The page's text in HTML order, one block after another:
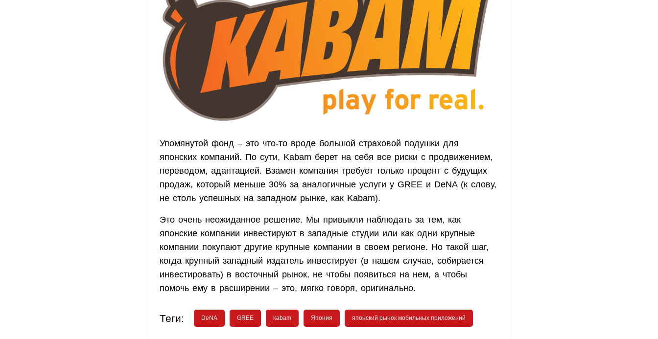
Упомянутой фонд – это что-то вроде большой страховой подушки для
японских компаний. По сути, Kabam берет на себя все риски с продвижением,
переводом, адаптацией. Взамен компания требует только процент с будущих
продаж, который меньше 30% за аналогичные услуги у GREE и DeNA (к слову,
не столь успешных на западном рынке, как Kabam).
Это очень неожиданное решение. Мы привыкли наблюдать за тем, как
японские компании инвестируют в западные студии или как одни крупные
компании покупают другие крупные компании в своем регионе. Но такой шаг,
когда крупный западный издатель инвестирует (в нашем случае, собирается
инвестировать) в восточный рынок, не чтобы появиться на нем, а чтобы
помочь ему в расширении – это, мягко говоря, оригинально.
Теги: DeNA GREE kabam Япония японский рынок мобильных приложений